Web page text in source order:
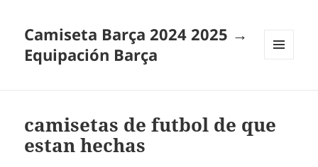
Camiseta Barça 2024 2025 →
Equipación Barça
camisetas de futbol de que
estan hechas